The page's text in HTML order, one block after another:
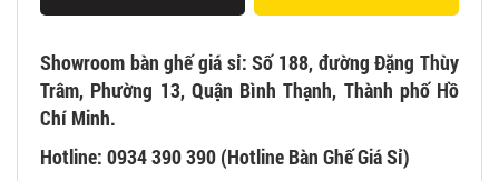
Showroom bàn ghế giá sỉ: Số 188, đường Đặng Thùy
Trâm, Phường 13, Quận Bình Thạnh, Thành phố Hồ
Chí Minh.
Hotline: 0934 390 390 (Hotline Bàn Ghế Giá Sỉ)